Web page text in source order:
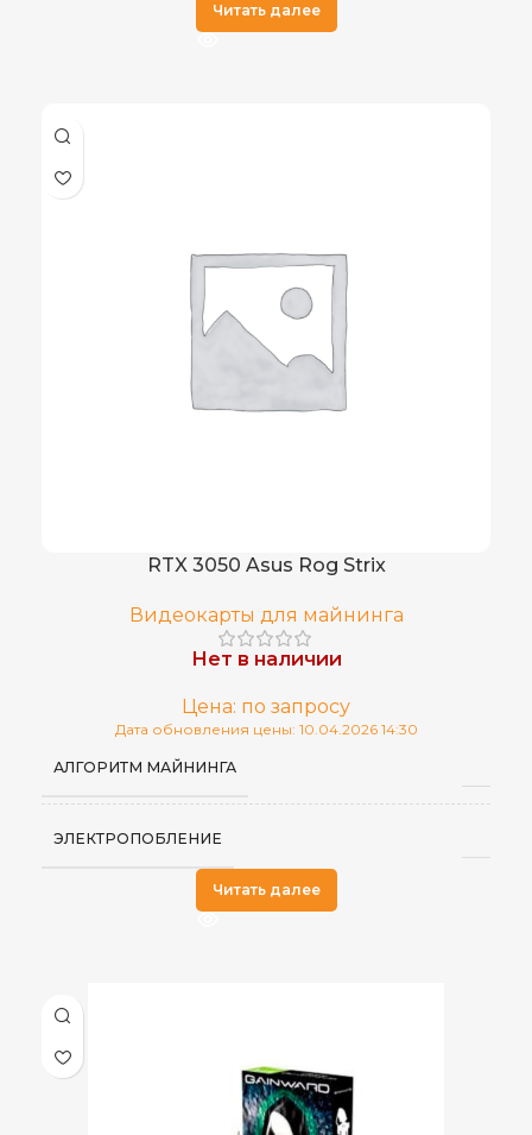
Читать далее
RTX 3050 Asus Rog Strix
Видеокарты для майнинга
Нет в наличии
Цена: по запросу
Дата обновления цены: 10.04.2026 14:30
АЛГОРИТМ МАЙНИНГА
ЭЛЕКТРОПОБЛЕНИЕ
Читать далее